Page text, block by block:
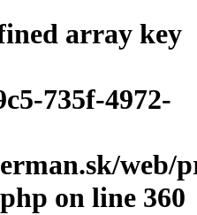
array key
735f-4972-
web/
on line 360